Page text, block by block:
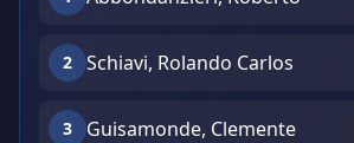
2 Schiavi, Rolando Carlos
3 Guisamonde, Clemente